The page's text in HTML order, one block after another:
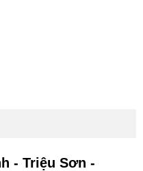
- Triệu Sơn -